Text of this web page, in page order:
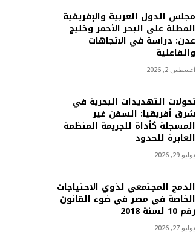
مجلس الدول العربية والإفريقية
المطلة على البحر الأحمر وخليج
عدن: دراسة في الاتجاهات
والفاعلية
أغسطس 2, 2026
تحولات التهديدات البحرية في
شرق أفريقيا: السفن غير
المسجلة كأداة للجريمة المنظمة
العابرة للحدود
يوليو 29, 2026
الدمج المجتمعي لذوي الاحتياجات
الخاصة في مصر في ضوء القانون
رقم 10 لسنة 2018
يوليو 27, 2026